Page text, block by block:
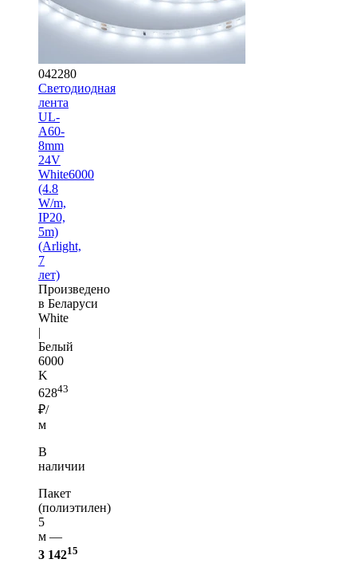
042280
Светодиодная
лента
UL-
A60-
8mm
24V
White6000
(4.8
W/m,
IP20,
5m)
(Arlight,
7
лет)
Произведено
в Беларуси
White
|
Белый
6000
K
62843
₽/
м
В
наличии
Пакет
(полиэтилен)
5
м —
3 14215